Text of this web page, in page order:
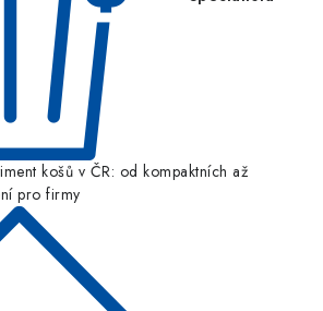
košů v ČR: od kompaktních až
pro firmy